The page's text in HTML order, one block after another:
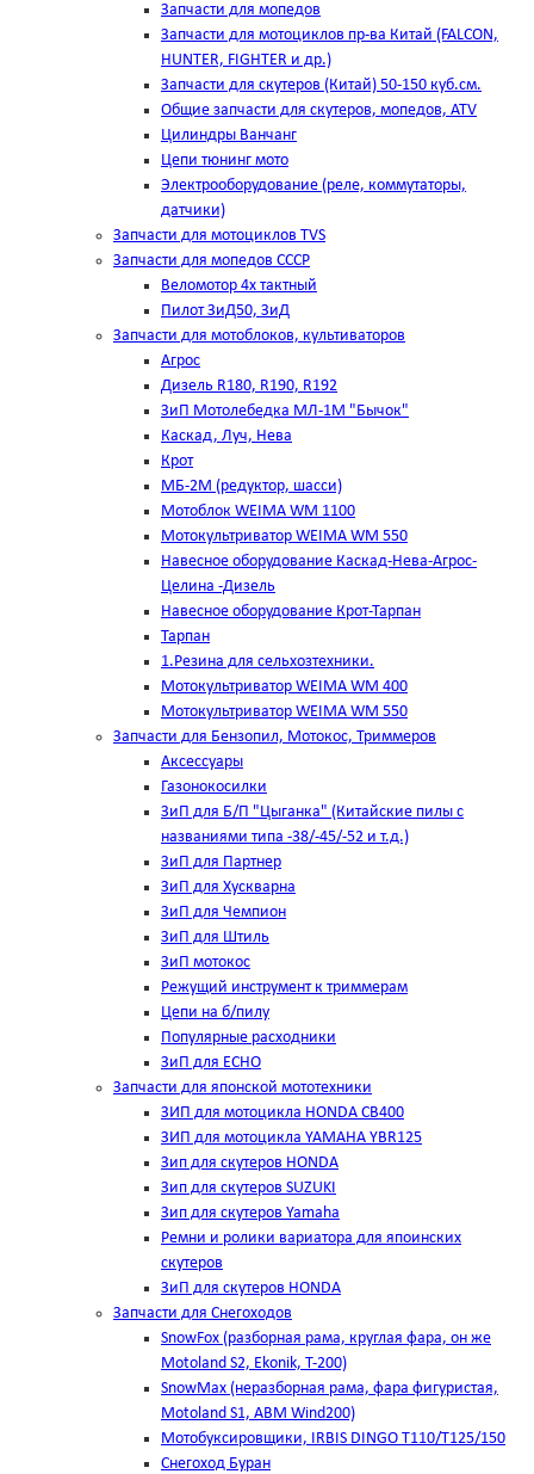
Запчасти для мопедов
Запчасти для мотоциклов пр-ва Китай (FALCON,
HUNTER, FIGHTER и др.)
Запчасти для скутеров (Китай) 50-150 куб.см.
Общие запчасти для скутеров, мопедов, ATV
Цилиндры Ванчанг
Цепи тюнинг мото
Электрооборудование (реле, коммутаторы,
датчики)
Запчасти для мотоциклов TVS
Запчасти для мопедов СССР
Веломотор 4х тактный
Пилот ЗиД50, ЗиД
Запчасти для мотоблоков, культиваторов
Агрос
Дизель R180, R190, R192
ЗиП Мотолебедка МЛ-1М "Бычок"
Каскад, Луч, Нева
Крот
МБ-2М (редуктор, шасси)
Мотоблок WEIMA WM 1100
Мотокультриватор WEIMA WM 550
Навесное оборудование Каскад-Нева-Агрос-
Целина -Дизель
Навесное оборудование Крот-Тарпан
Тарпан
1.Резина для сельхозтехники.
Мотокультриватор WEIMA WM 400
Мотокультриватор WEIMA WM 550
Запчасти для Бензопил, Мотокос, Триммеров
Аксессуары
Газонокосилки
ЗиП для Б/П "Цыганка" (Китайские пилы с
названиями типа -38/-45/-52 и т.д.)
ЗиП для Партнер
ЗиП для Хускварна
ЗиП для Чемпион
ЗиП для Штиль
ЗиП мотокос
Режущий инструмент к триммерам
Цепи на б/пилу
Популярные расходники
ЗиП для ЕСНО
Запчасти для японской мототехники
ЗИП для мотоцикла HONDA CB400
ЗИП для мотоцикла YAMAHA YBR125
Зип для скутеров HONDA
Зип для скутеров SUZUKI
Зип для скутеров Yamaha
Ремни и ролики вариатора для япоинских
скутеров
ЗиП для скутеров HONDA
Запчасти для Снегоходов
SnowFox (разборная рама, круглая фара, он же
Motoland S2, Ekonik, T-200)
SnowMax (неразборная рама, фара фигуристая,
Motoland S1, ABM Wind200)
Мотобуксировщики, IRBIS DINGO Т110/Т125/150
Снегоход Буран